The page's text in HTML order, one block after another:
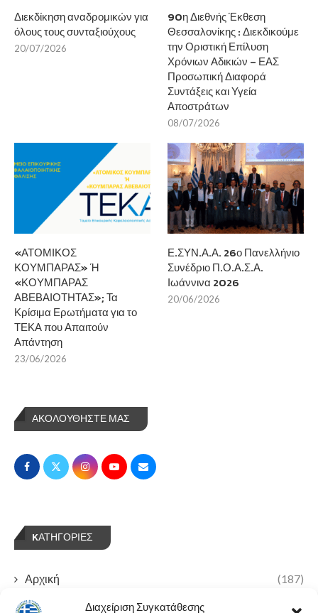
Διαχείριση Συγκατάθεσης
Διεκδίκηση αναδρομικών για
όλους τους συνταξιούχους
20/07/2026
90η Διεθνής Έκθεση
Θεσσαλονίκης : Διεκδικούμε
την Οριστική Επίλυση
Χρόνιων Αδικιών – ΕΑΣ
Προσωπική Διαφορά
Συντάξεις και Υγεία
Αποστράτων
08/07/2026
«ΑΤΟΜΙΚΟΣ
ΚΟΥΜΠΑΡΑΣ» Ή
«ΚΟΥΜΠΑΡΑΣ
ΑΒΕΒΑΙΟΤΗΤΑΣ»; Τα
Κρίσιμα Ερωτήματα για το
ΤΕΚΑ που Απαιτούν
Απάντηση
23/06/2026
Ε.ΣΥΝ.Α.Α. 26ο Πανελλήνιο
Συνέδριο Π.Ο.Α.Σ.Α.
Ιωάννινα 2026
20/06/2026
ΑΚΟΛΟΥΘΗΣΤΕ ΜΑΣ
KΑΤΗΓΟΡΊΕΣ
Αρχική (187)